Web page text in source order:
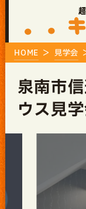
HOME 見学会
泉南市
ウス見